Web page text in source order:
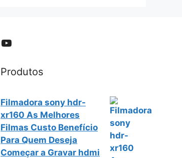
YouTube
Produtos
Filmadora sony hdr-
xr160 As Melhores
Filmas Custo Benefício
Para Quem Deseja
Começar a Gravar hdmi